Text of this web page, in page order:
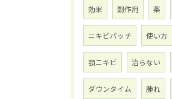
効果 副作用 薬
ニキビパッチ 使い方
顎ニキビ 治らない
ダウンタイム 腫れ